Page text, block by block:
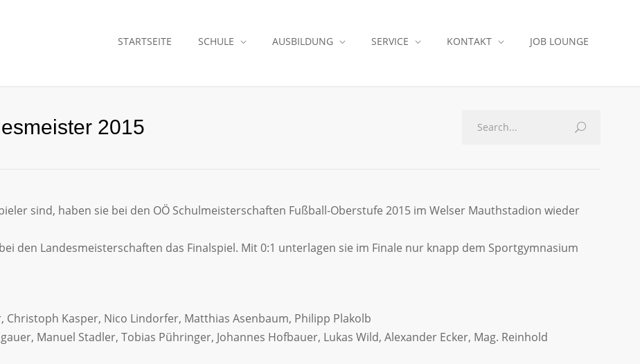
STARTSEITE SCHULE AUSBILDUNG SERVICE KONTAKT JOB LOUNGE
2015
sind, haben sie bei den OÖ Schulmeisterschaften Fußball-Oberstufe 2015 im Welser Mauthstadion wieder
den Landesmeisterschaften das Finalspiel. Mit 0:1 unterlagen sie im Finale nur knapp dem Sportgymnasium
Kasper, Nico Lindorfer, Matthias Asenbaum, Philipp Plakolb
Manuel Stadler, Tobias Pühringer, Johannes Hofbauer, Lukas Wild, Alexander Ecker, Mag. Reinhold